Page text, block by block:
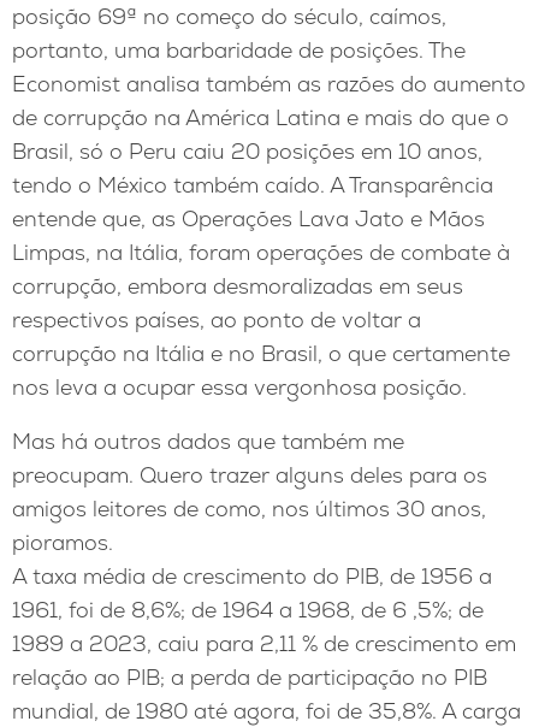
posição 69ª no começo do século, caímos,
portanto, uma barbaridade de posições. The
Economist analisa também as razões do aumento
de corrupção na América Latina e mais do que o
Brasil, só o Peru caiu 20 posições em 10 anos,
tendo o México também caído. A Transparência
entende que, as Operações Lava Jato e Mãos
Limpas, na Itália, foram operações de combate à
corrupção, embora desmoralizadas em seus
respectivos países, ao ponto de voltar a
corrupção na Itália e no Brasil, o que certamente
nos leva a ocupar essa vergonhosa posição.
Mas há outros dados que também me
preocupam. Quero trazer alguns deles para os
amigos leitores de como, nos últimos 30 anos,
pioramos.
A taxa média de crescimento do PIB, de 1956 a
1961, foi de 8,6%; de 1964 a 1968, de 6 ,5%; de
1989 a 2023, caiu para 2,11 % de crescimento em
relação ao PIB; a perda de participação no PIB
mundial, de 1980 até agora, foi de 35,8%. A carga